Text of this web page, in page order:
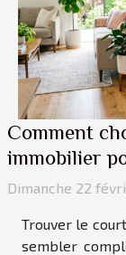
Comment
immobilier
Dimanche 22
Trouver le
sembler